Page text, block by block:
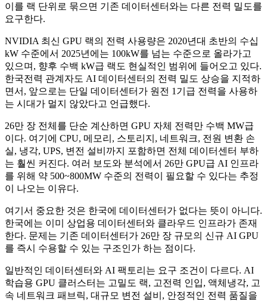
이를 랙 단위로 묶으면 기존 데이터센터와는 다른 전력 밀도를
요구한다.
NVIDIA 최신 GPU 랙의 전력 사용량은 2020년대 초반의 수십
kW 수준에서 2025년에는 100kW를 넘는 수준으로 올라가고
있으며, 향후 수백 kW급 랙도 현실적인 범위에 들어오고 있다.
한국전력 관계자도 AI 데이터센터의 전력 밀도 상승을 지적하
면서, 앞으로는 단일 데이터센터가 원전 1기급 전력을 사용하
는 시대가 멀지 않았다고 언급했다.
26만 장 전체를 단순 계산하면 GPU 자체 전력만 수백 MW급
이다. 여기에 CPU, 메모리, 스토리지, 네트워크, 전원 변환 손
실, 냉각, UPS, 변전 설비까지 포함하면 전체 데이터센터 부하
는 훨씬 커진다. 여러 보도와 분석에서 26만 GPU급 AI 인프라
를 위해 약 500~800MW 수준의 전력이 필요할 수 있다는 추정
이 나오는 이유다.
여기서 중요한 것은 한국에 데이터센터가 없다는 뜻이 아니다.
한국에는 이미 상업용 데이터센터와 클라우드 인프라가 존재
한다. 문제는 기존 데이터센터가 26만 장 규모의 신규 AI GPU
를 즉시 수용할 수 있는 구조인가 하는 점이다.
일반적인 데이터센터와 AI 팩토리는 요구 조건이 다르다. AI
학습용 GPU 클러스터는 고밀도 랙, 고전력 인입, 액체냉각, 고
속 네트워크 패브릭, 대규모 변전 설비, 안정적인 전력 품질을